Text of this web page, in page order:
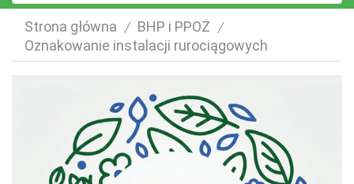
Strona główna / BHP i PPOŻ /
Oznakowanie instalacji rurociągowych